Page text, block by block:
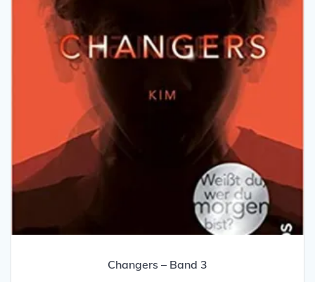
Changers – Band 3